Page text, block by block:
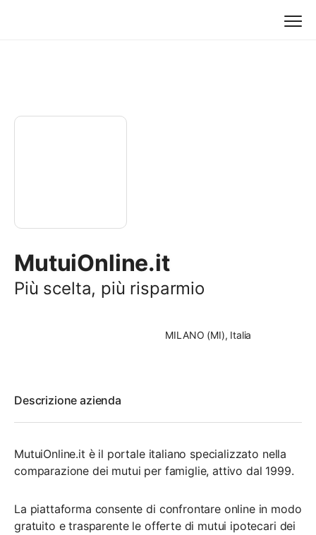
MutuiOnline.it
Più scelta, più risparmio
MILANO (MI), Italia
Descrizione azienda
MutuiOnline.it è il portale italiano specializzato nella
comparazione dei mutui per famiglie, attivo dal 1999.
La piattaforma consente di confrontare online in modo
gratuito e trasparente le offerte di mutui ipotecari dei